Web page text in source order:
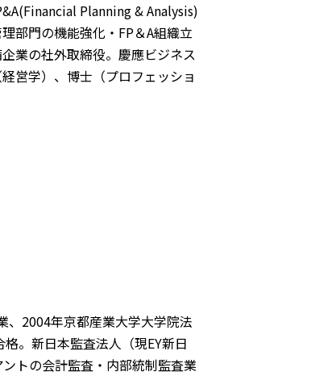
Planning & Analysis)
部門の機能強化・FP＆A組織立
業の社外取締役。慶應ビジネス
営学）、博士（プロフェッショ
、2004年京都産業大学大学院法
。新日本監査法人（現EY新日
トの会計監査・内部統制監査業